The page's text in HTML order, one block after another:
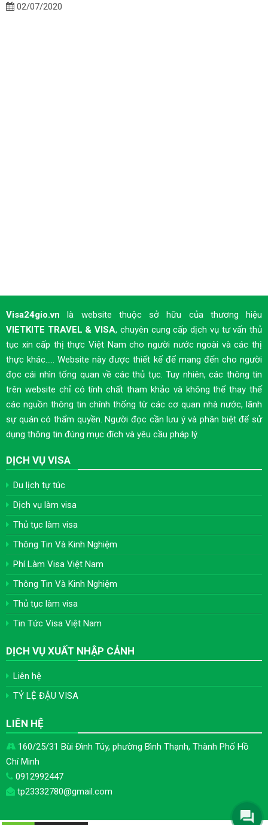
02/07/2020
Visa24gio.vn là website thuộc sở hữu của thương hiệu
VIETKITE TRAVEL & VISA, chuyên cung cấp dịch vụ tư vấn thủ
tục xin cấp thị thực Việt Nam cho người nước ngoài và các thị
thực khác..... Website này được thiết kế để mang đến cho người
đọc cái nhìn tổng quan về các thủ tục. Tuy nhiên, các thông tin
trên website chỉ có tính chất tham khảo và không thể thay thế
các nguồn thông tin chính thống từ các cơ quan nhà nước, lãnh
sự quán có thẩm quyền. Người đọc cần lưu ý và phân biệt để sử
dụng thông tin đúng mục đích và yêu cầu pháp lý.
DỊCH VỤ VISA
Du lịch tự túc
Dịch vụ làm visa
Thủ tục làm visa
Thông Tin Và Kinh Nghiệm
Phí Làm Visa Việt Nam
Thông Tin Và Kinh Nghiệm
Thủ tục làm visa
Tin Tức Visa Việt Nam
DỊCH VỤ XUẤT NHẬP CẢNH
Liên hệ
TỶ LỆ ĐẬU VISA
LIÊN HỆ
160/25/31 Bùi Đình Túy, phường Bình Thạnh, Thành Phố Hồ
Chí Minh
0912992447
tp23332780@gmail.com